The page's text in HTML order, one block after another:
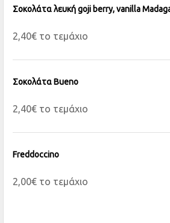
Σοκολάτα λευκή goji berry, vanilla
2,40€ το τεμάχιο
Σοκολάτα Bueno
2,40€ το τεμάχιο
Freddoccino
2,00€ το τεμάχιο